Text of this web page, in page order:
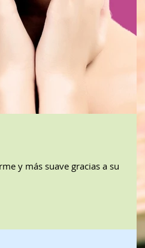
y más suave gracias a su